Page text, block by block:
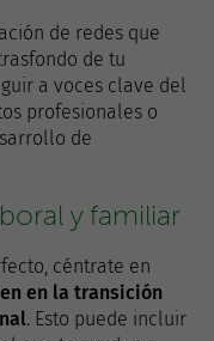
de redes que
de tu
a voces clave del
profesionales o
de
y familiar
céntrate en
en la transición
. Esto puede incluir